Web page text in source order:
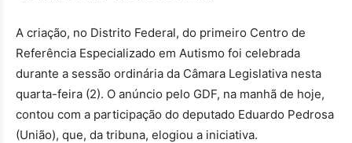
A criação, no Distrito Federal, do primeiro Centro de
Referência Especializado em Autismo foi celebrada
durante a sessão ordinária da Câmara Legislativa nesta
quarta-feira (2). O anúncio pelo GDF, na manhã de hoje,
contou com a participação do deputado Eduardo Pedrosa
(União), que, da tribuna, elogiou a iniciativa.